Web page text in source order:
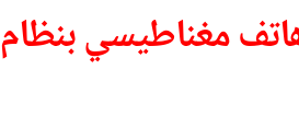
مغناطيسي بنظام